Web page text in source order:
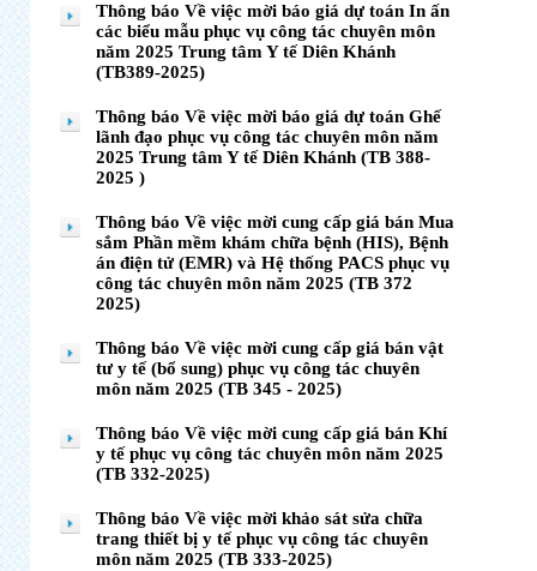
Thông báo Về việc mời báo giá dự toán In ấn
các biểu mẫu phục vụ công tác chuyên môn
năm 2025 Trung tâm Y tế Diên Khánh
(TB389-2025)
Thông báo Về việc mời báo giá dự toán Ghế
lãnh đạo phục vụ công tác chuyên môn năm
2025 Trung tâm Y tế Diên Khánh (TB 388-
2025 )
Thông báo Về việc mời cung cấp giá bán Mua
sắm Phần mềm khám chữa bệnh (HIS), Bệnh
án điện tử (EMR) và Hệ thống PACS phục vụ
công tác chuyên môn năm 2025 (TB 372
2025)
Thông báo Về việc mời cung cấp giá bán vật
tư y tế (bổ sung) phục vụ công tác chuyên
môn năm 2025 (TB 345 - 2025)
Thông báo Về việc mời cung cấp giá bán Khí
y tế phục vụ công tác chuyên môn năm 2025
(TB 332-2025)
Thông báo Về việc mời khảo sát sửa chữa
trang thiết bị y tế phục vụ công tác chuyên
môn năm 2025 (TB 333-2025)